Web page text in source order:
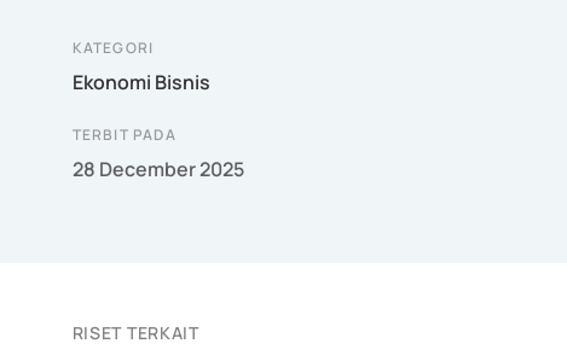
KATEGORI
Ekonomi Bisnis
TERBIT PADA
28 December 2025
RISET TERKAIT